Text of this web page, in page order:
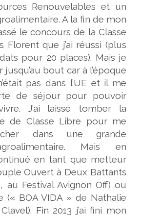
Renouvelables et un
A la fin de mon
le concours de la Classe
Florent que j’ai réussi (plus
pour 20 places). Mais je
jusqu’au bout car à l’époque
pas dans l’UE et il me
de séjour pour pouvoir
J’ai laissé tomber la
de Classe Libre pour me
dans une grande
Mais en
en tant que metteur
Ouvert à Deux Battants
au Festival Avignon Off) ou
(« BOA VIDA » de Nathalie
Fin 2013 j’ai fini mon